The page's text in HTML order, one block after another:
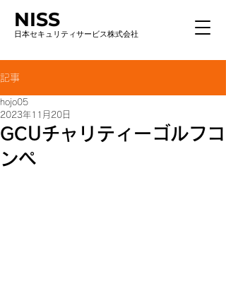
NISS
日本セキュリティサービス株式会社
記事
GCUチャリティーゴルフコ
ンペ
hojo05
2023年11月20日